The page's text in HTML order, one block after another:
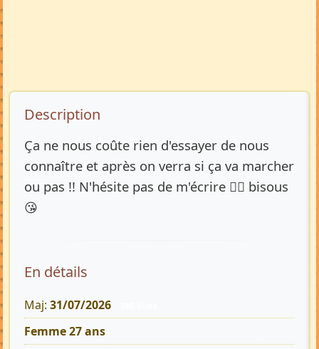
Description de l’annonce
Description
Ça ne nous coûte rien d'essayer de nous
connaître et après on verra si ça va marcher
ou pas !! N'hésite pas de m'écrire ✍🏻 bisous
😘
En détails
Maj: 31/07/2026
Femme 27 ans